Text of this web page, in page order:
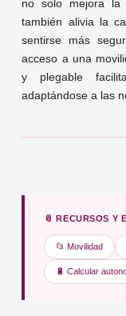
no solo mejora la
también alivia la
sentirse más
acceso a una
y plegable
adaptándose a las
📎 RECURSOS Y
📂 Movilidad
🔋 Calcular